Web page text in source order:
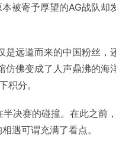
被寄予厚望的AG战队却
远道而来的中国粉丝，
仿佛变成了人声鼎沸的海
积分。
决赛的碰撞。在此之前
遇可谓充满了看点。